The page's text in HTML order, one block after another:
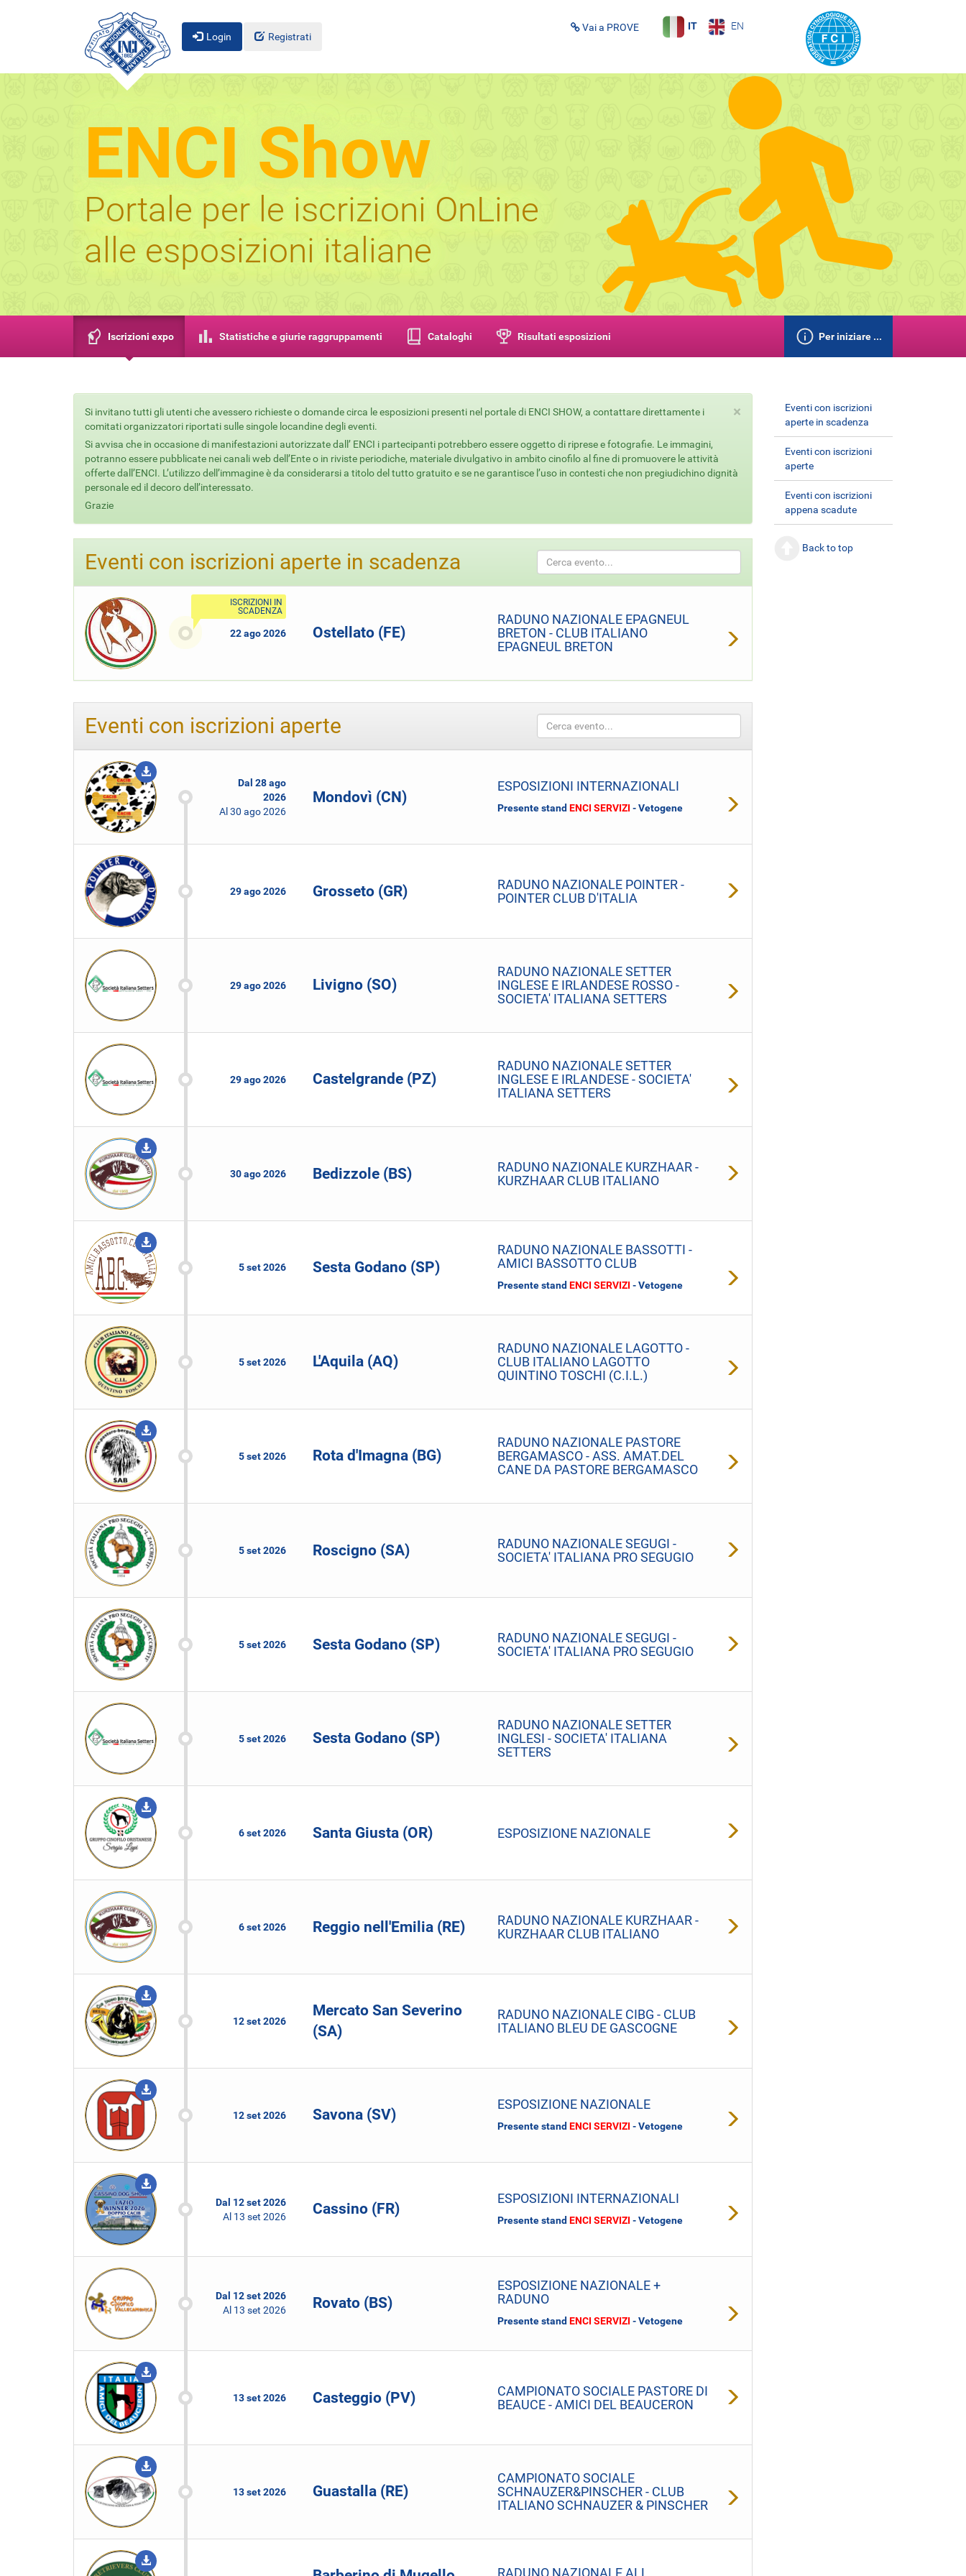
Vai a PROVE
Login
Registrati
IT EN
ENCI Show
Portale per le iscrizioni OnLine
alle esposizioni italiane
Iscrizioni expo Statistiche e giurie raggruppamenti Cataloghi Risultati esposizioni Per iniziare ...
×
Si invitano tutti gli utenti che avessero richieste o domande circa le esposizioni presenti nel portale di ENCI SHOW, a contattare direttamente i
comitati organizzatori riportati sulle singole locandine degli eventi.
Si avvisa che in occasione di manifestazioni autorizzate dall’ ENCI i partecipanti potrebbero essere oggetto di riprese e fotografie. Le immagini,
potranno essere pubblicate nei canali web dell’Ente o in riviste periodiche, materiale divulgativo in ambito cinofilo al fine di promuovere le attività
offerte dall’ENCI. L’utilizzo dell’immagine è da considerarsi a titolo del tutto gratuito e se ne garantisce l’uso in contesti che non pregiudichino dignità
personale ed il decoro dell’interessato.
Grazie
Eventi con iscrizioni aperte in scadenza
Caricamento...
ISCRIZIONI IN
SCADENZA
22 ago 2026 Ostellato (FE)
RADUNO NAZIONALE EPAGNEUL
BRETON - CLUB ITALIANO
EPAGNEUL BRETON
Eventi con iscrizioni aperte
Dal 28 ago
2026
Al 30 ago 2026
Mondovì (CN)
ESPOSIZIONI INTERNAZIONALI
Presente stand ENCI SERVIZI - Vetogene
29 ago 2026 Grosseto (GR)
RADUNO NAZIONALE POINTER -
POINTER CLUB D'ITALIA
29 ago 2026 Livigno (SO)
RADUNO NAZIONALE SETTER
INGLESE E IRLANDESE ROSSO -
SOCIETA' ITALIANA SETTERS
29 ago 2026 Castelgrande (PZ)
RADUNO NAZIONALE SETTER
INGLESE E IRLANDESE - SOCIETA'
ITALIANA SETTERS
30 ago 2026 Bedizzole (BS)
RADUNO NAZIONALE KURZHAAR -
KURZHAAR CLUB ITALIANO
5 set 2026 Sesta Godano (SP)
RADUNO NAZIONALE BASSOTTI -
AMICI BASSOTTO CLUB
Presente standENCI SERVIZI - Vetogene
5 set 2026 L'Aquila (AQ)
RADUNO NAZIONALE LAGOTTO -
CLUB ITALIANO LAGOTTO
QUINTINO TOSCHI (C.I.L.)
5 set 2026 Rota d'Imagna (BG)
RADUNO NAZIONALE PASTORE
BERGAMASCO - ASS. AMAT.DEL
CANE DA PASTORE BERGAMASCO
5 set 2026 Roscigno (SA)
RADUNO NAZIONALE SEGUGI -
SOCIETA' ITALIANA PRO SEGUGIO
5 set 2026 Sesta Godano (SP)
RADUNO NAZIONALE SEGUGI -
SOCIETA' ITALIANA PRO SEGUGIO
5 set 2026 Sesta Godano (SP)
RADUNO NAZIONALE SETTER
INGLESI - SOCIETA' ITALIANA
SETTERS
6 set 2026 Santa Giusta (OR) ESPOSIZIONE NAZIONALE
6 set 2026 Reggio nell'Emilia (RE)
RADUNO NAZIONALE KURZHAAR -
KURZHAAR CLUB ITALIANO
12 set 2026
Mercato San Severino
(SA)
RADUNO NAZIONALE CIBG - CLUB
ITALIANO BLEU DE GASCOGNE
12 set 2026 Savona (SV)
ESPOSIZIONE NAZIONALE
Presente standENCI SERVIZI - Vetogene
Dal 12 set 2026
Al 13 set 2026 Cassino (FR)
ESPOSIZIONI INTERNAZIONALI
Presente standENCI SERVIZI - Vetogene
Dal 12 set 2026
Al 13 set 2026 Rovato (BS)
ESPOSIZIONE NAZIONALE +
RADUNO
Presente standENCI SERVIZI - Vetogene
13 set 2026 Casteggio (PV)
CAMPIONATO SOCIALE PASTORE DI
BEAUCE - AMICI DEL BEAUCERON
13 set 2026 Guastalla (RE)
CAMPIONATO SOCIALE
SCHNAUZER&PINSCHER - CLUB
ITALIANO SCHNAUZER & PINSCHER
RADUNO NAZIONALE ALL
Eventi con iscrizioni
aperte in scadenza
Eventi con iscrizioni
aperte
Eventi con iscrizioni
appena scadute
Back to top